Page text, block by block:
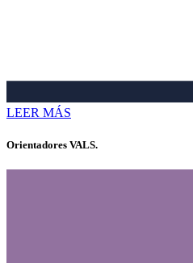
LEER MÁS
Orientadores VALS.